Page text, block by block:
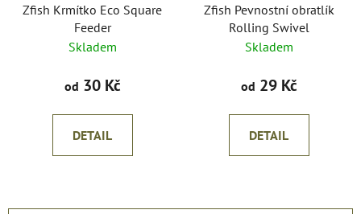
Zfish Krmítko Eco Square
Feeder
Skladem
od 30 Kč
DETAIL
Zfish Pevnostní obratlík
Rolling Swivel
Skladem
od 29 Kč
DETAIL